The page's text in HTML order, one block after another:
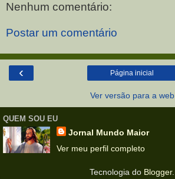
Nenhum comentário:
Postar um comentário
‹ Página inicial
Ver versão para a web
QUEM SOU EU
Jornal Mundo Maior
Ver meu perfil completo
Tecnologia do Blogger.